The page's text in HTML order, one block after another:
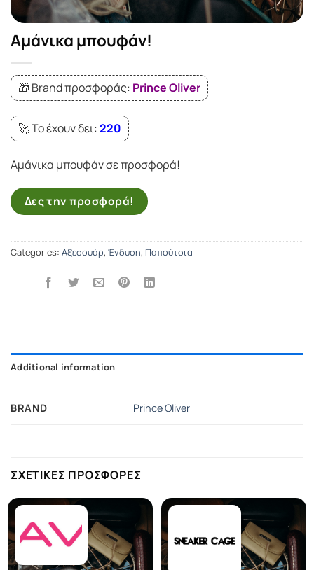
Αμάνικα μπουφάν!
🎁 Brand προσφοράς: Prince Oliver
🚀 Το έχουν δει:220
Αμάνικα μπουφάν σε προσφορά!
Δες την προσφορά!
Categories: Αξεσουάρ, Ένδυση, Παπούτσια
Additional information
BRAND Prince Oliver
ΣΧΕΤΙΚΕΣ ΠΡΟΣΦΟΡΕΣ